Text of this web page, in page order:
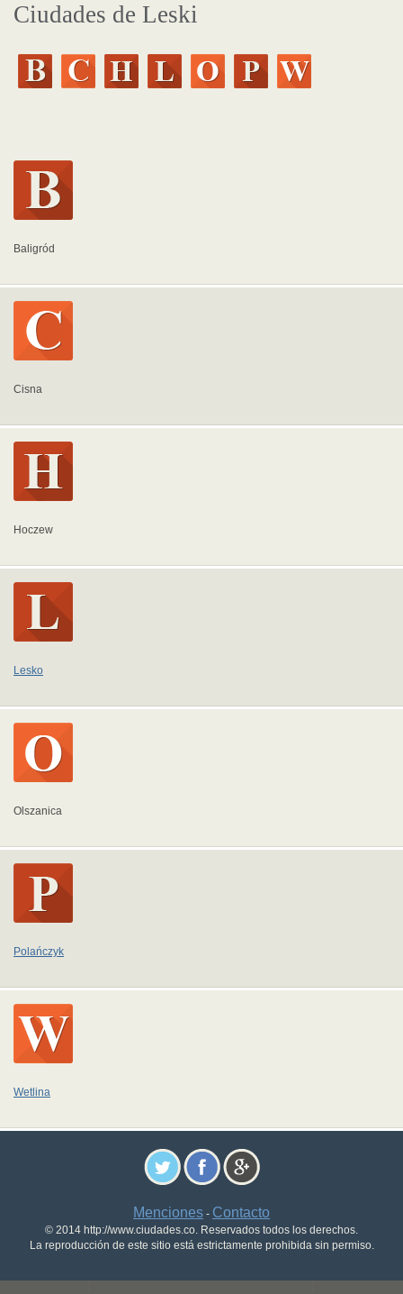
Ciudades de Leski
Baligród
Cisna
Hoczew
Lesko
Olszanica
Polańczyk
Wetlina
Menciones - Contacto
© 2014 http://www.ciudades.co. Reservados todos los derechos.
La reproducción de este sitio está estrictamente prohibida sin permiso.